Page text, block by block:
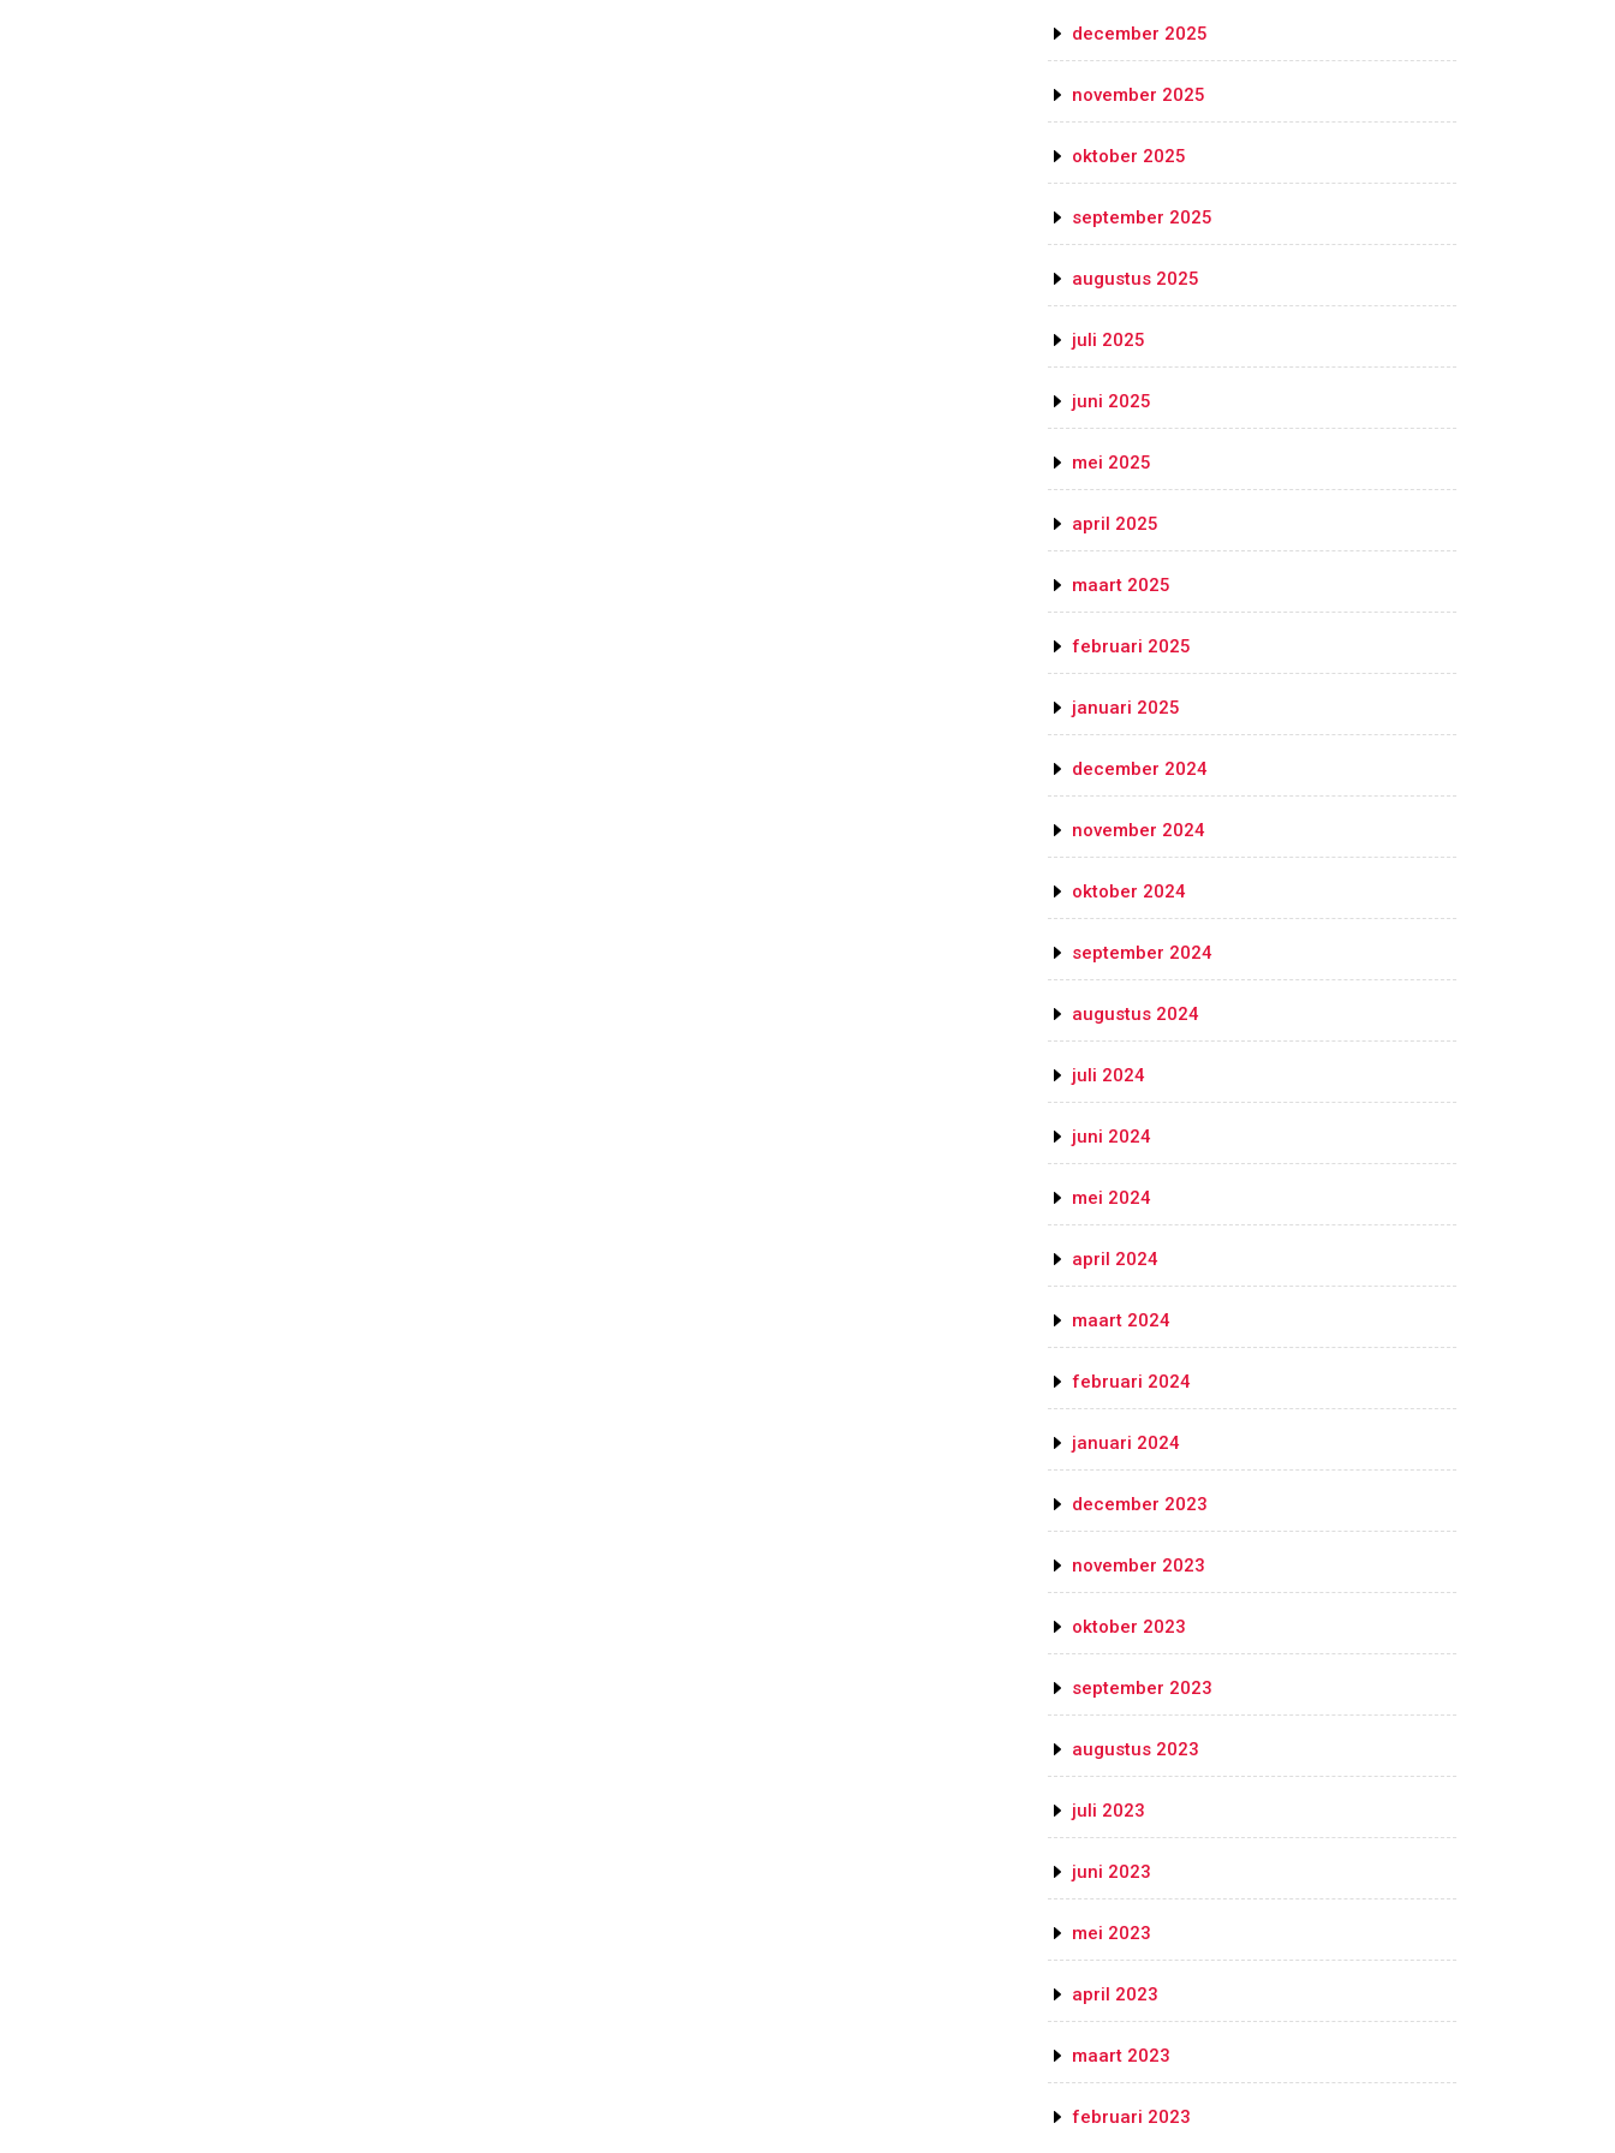
december 2025
november 2025
oktober 2025
september 2025
augustus 2025
juli 2025
juni 2025
mei 2025
april 2025
maart 2025
februari 2025
januari 2025
december 2024
november 2024
oktober 2024
september 2024
augustus 2024
juli 2024
juni 2024
mei 2024
april 2024
maart 2024
februari 2024
januari 2024
december 2023
november 2023
oktober 2023
september 2023
augustus 2023
juli 2023
juni 2023
mei 2023
april 2023
maart 2023
februari 2023